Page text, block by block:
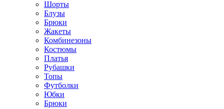
Шорты
Блузы
Брюки
Жакеты
Комбинезоны
Костюмы
Платья
Рубашки
Топы
Футболки
Юбки
Брюки